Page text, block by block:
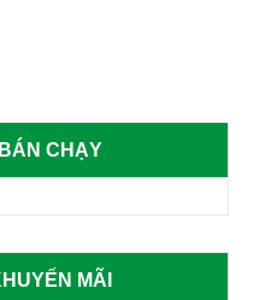
CHẠY
MÃI